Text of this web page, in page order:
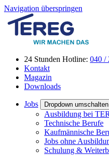
Navigation überspringen
24 Stunden Hotline: 040 /
Kontakt
Magazin
Downloads
Jobs Dropdown umschalten
Ausbildung bei
Technische Berufe
Kaufmännische
Jobs ohne
Schulung &